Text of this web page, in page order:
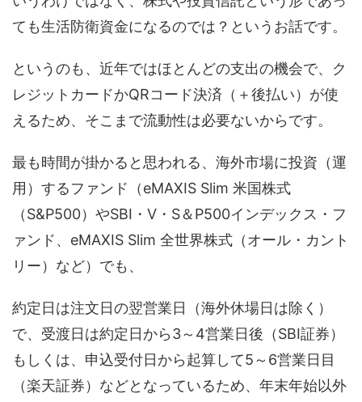
ても生活防衛資金になるのでは？というお話です。
というのも、近年ではほとんどの支出の機会で、ク
レジットカードかQRコード決済（＋後払い）が使
えるため、そこまで流動性は必要ないからです。
最も時間が掛かると思われる、海外市場に投資（運
用）するファンド（eMAXIS Slim 米国株式
（S&P500）やSBI・V・S＆P500インデックス・フ
ァンド、eMAXIS Slim 全世界株式（オール・カント
リー）など）でも、
約定日は注文日の翌営業日（海外休場日は除く）
で、受渡日は約定日から3～4営業日後（SBI証券）
もしくは、申込受付日から起算して5～6営業日目
（楽天証券）などとなっているため、年末年始以外